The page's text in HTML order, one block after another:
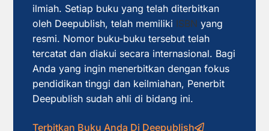
ilmiah. Setiap buku yang telah diterbitkan
oleh Deepublish, telah memiliki ISBN yang
resmi. Nomor buku-buku tersebut telah
tercatat dan diakui secara internasional. Bagi
Anda yang ingin menerbitkan dengan fokus
pendidikan tinggi dan keilmiahan, Penerbit
Deepublish sudah ahli di bidang ini.
Terbitkan Buku Anda Di Deepublish